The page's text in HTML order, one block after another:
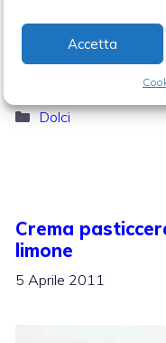
Accetta
benessere
pasto abbondante.
Categorie
Dolci
Crema
limone
5 Aprile 2011